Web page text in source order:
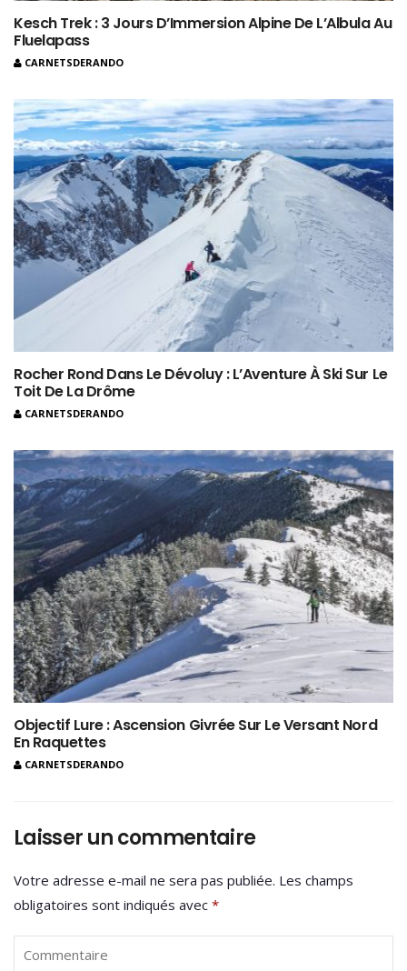
Kesch Trek : 3 Jours D’Immersion Alpine De L’Albula Au
Fluelapass
CARNETSDERANDO
Rocher Rond Dans Le Dévoluy : L’Aventure À Ski Sur Le
Toit De La Drôme
CARNETSDERANDO
Objectif Lure : Ascension Givrée Sur Le Versant Nord
En Raquettes
CARNETSDERANDO
Laisser un commentaire
Votre adresse e-mail ne sera pas publiée. Les champs
obligatoires sont indiqués avec *